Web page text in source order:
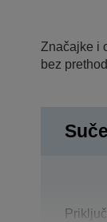
Značajke i
bez